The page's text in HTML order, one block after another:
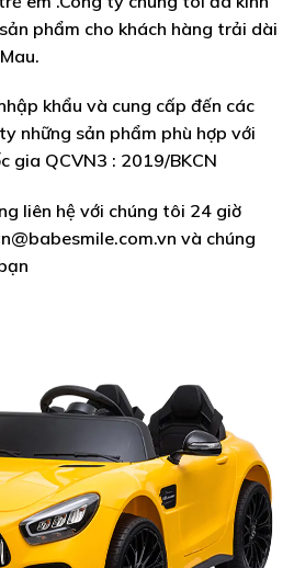
phẩm cho khách hàng trải dài
khẩu và cung cấp đến các
những sản phẩm phù hợp với
gia QCVN3 : 2019/BKCN
liên hệ với chúng tôi 24 giờ
.com.vn và chúng